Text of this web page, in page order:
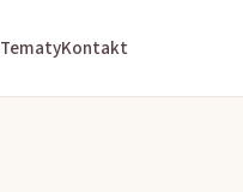
TematyKontakt